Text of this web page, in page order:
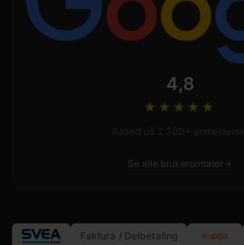
4,8
★★★★ ★
Se alle brukeromtaler
Faktura / Delbetaling